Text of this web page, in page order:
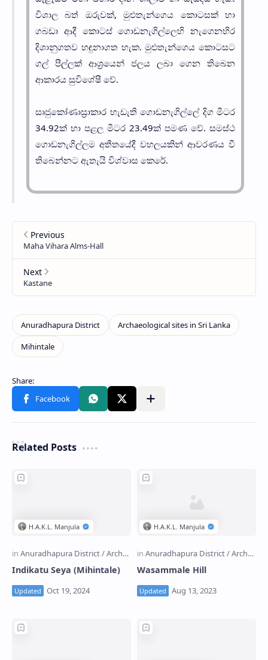
විශාල බත් ඔරුවක්, මුළුතැන්ගෙය කොටසක් හා
ගබඩා ආදී කොටස් ගොඩනැගිල්ලෙහි නැගෙනහිර
දිශානුගතව හඳුනාගත හැක. මුළුතැන්ගෙය කොටසට
ගල් පීල්ලක් ආශ්‍රයෙන් ජලය ලබා ගෙන තිබෙන
ආකාරය සුවිශේෂී වේ.
සෘජුකෝණාස්‍රාකාර හැඩැති ගොඩනැගිල්ලේ දිග මීටර
34.92ක් හා පළල මීටර 23.49ක් පමණ වේ. සමස්ථ
ගොඩනැගිල්ලම අතීතයේදී වහලයකින් ආවරණය වී
තිබෙන්නට ඇතැයි විශ්වාස කෙරේ.
Related Posts
Indikatu Seya (Mihintale) Wasammale Hill